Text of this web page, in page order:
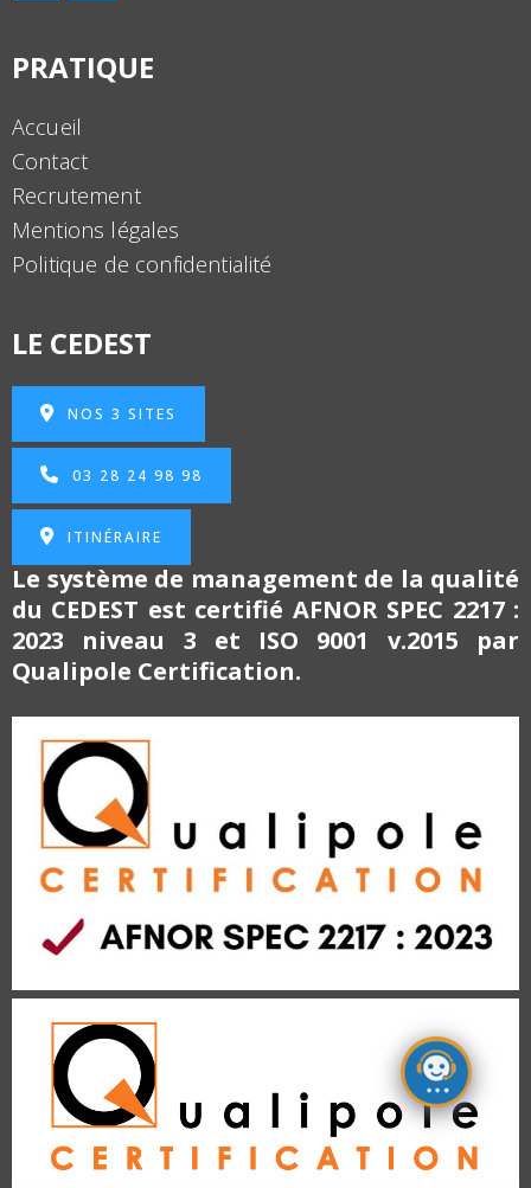
PRATIQUE
Accueil
Contact
Recrutement
Mentions légales
Politique de confidentialité
LE CEDEST
NOS 3 SITES
03 28 24 98 98
ITINÉRAIRE
Le système de management de la qualité
du CEDEST est certifié AFNOR SPEC 2217 :
2023 niveau 3 et ISO 9001 v.2015 par
Qualipole Certification.